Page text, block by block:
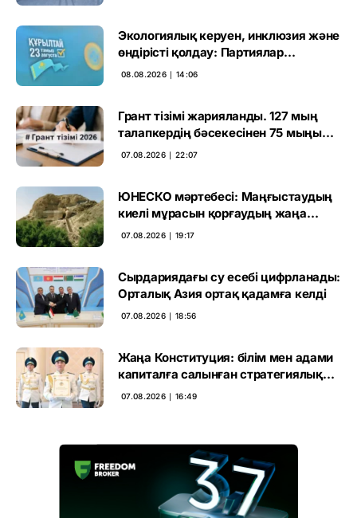
Экологиялық керуен, инклюзия және
өндірісті қолдау: Партиялар
өңірлерде қандай мәселе көтерді
08.08.2026 ∣ 14:06
Грант тізімі жарияланды. 127 мың
талапкердің бәсекесінен 75 мыңы
өтті
07.08.2026 ∣ 22:07
ЮНЕСКО мәртебесі: Маңғыстаудың
киелі мұрасын қорғаудың жаңа
кезеңі басталды
07.08.2026 ∣ 19:17
Сырдариядағы су есебі цифрланады:
Орталық Азия ортақ қадамға келді
07.08.2026 ∣ 18:56
Жаңа Конституция: білім мен адами
капиталға салынған стратегиялық
негіз
07.08.2026 ∣ 16:49